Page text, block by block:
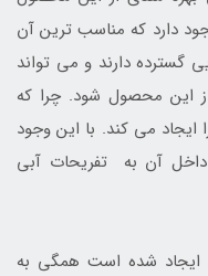
دارد که مناسب ترین آن
گسترده دارند و می تواند
این محصول شود. چرا که
می کند. با این وجود
آن به تفریحات آبی
شده است همگی به